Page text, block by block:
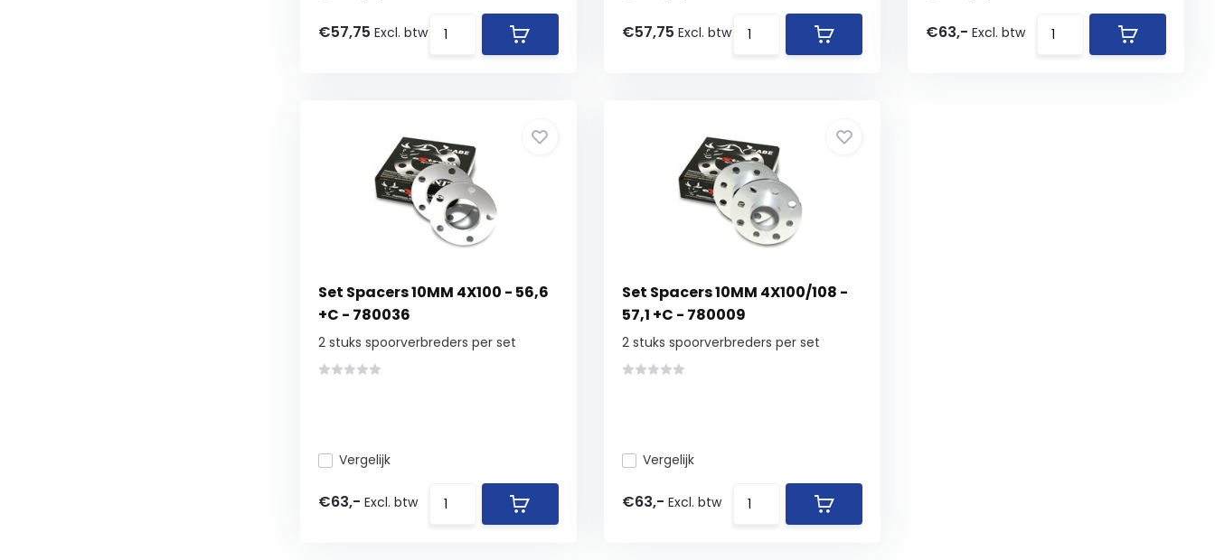
€57,75 Excl. btw €57,75 Excl. btw €63,-Excl. btw
Set Spacers 10MM 4X100 - 56,6
+C - 780036
2 stuks spoorverbreders per set
Vergelijk
€63,- Excl. btw
Set Spacers 10MM 4X100/108 -
57,1 +C - 780009
2 stuks spoorverbreders per set
Vergelijk
€63,- Excl. btw